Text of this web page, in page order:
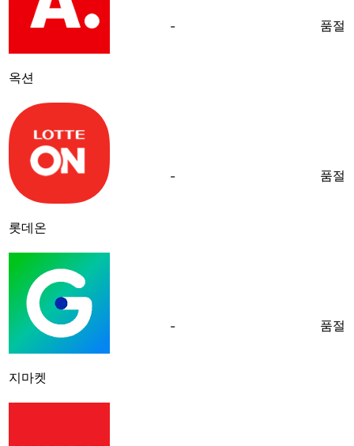
옥션
- 품절
롯데온
- 품절
지마켓
- 품절